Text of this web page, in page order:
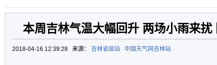
本周吉林气温大幅回升 两场小雨来扰
2018-04-16 12:39:28 来源： 吉林省级站 中国天气网吉林站